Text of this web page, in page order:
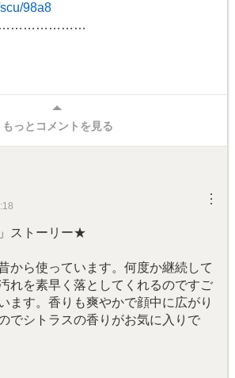
98a8
もっとコメントを見る
︙
ストーリー★
から使っています。何度か継続して
れを素早く落としてくれるのですご
ます。香りも爽やかで顔中に広がり
でシトラスの香りがお気に入りで